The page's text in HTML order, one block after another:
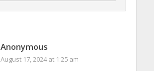
Anonymous
August 17, 2024 at 1:25 am